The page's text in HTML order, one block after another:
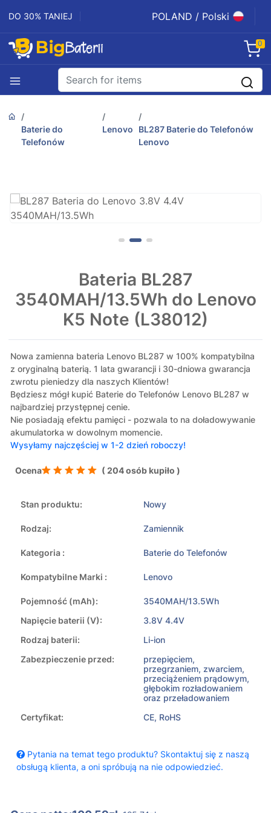
DO 30% TANIEJ POLAND / Polski
0
Baterie do
Telefonów
Lenovo
BL287 Baterie do Telefonów
Lenovo
Bateria BL287
3540MAH/13.5Wh do Lenovo
K5 Note (L38012)
Nowa zamienna bateria Lenovo BL287 w 100% kompatybilna
z oryginalną baterią. 1 lata gwarancji i 30-dniowa gwarancja
zwrotu pieniedzy dla naszych Klientów!
Będziesz mógł kupić Baterie do Telefonów Lenovo BL287 w
najbardziej przystępnej cenie.
Nie posiadają efektu pamięci - pozwala to na doładowywanie
akumulatorka w dowolnym momencie.
Wysyłamy najczęściej w 1-2 dzień roboczy!
Ocena ( 204 osób kupiło )
Stan produktu: Nowy
Rodzaj: Zamiennik
Kategoria : Baterie do Telefonów
Kompatybilne Marki : Lenovo
Pojemność (mAh):
3540MAH/13.5Wh
Napięcie baterii (V):
3.8V 4.4V
Rodzaj baterii:
Li-ion
Zabezpieczenie przed:
przepięciem,
przegrzaniem, zwarciem,
przeciążeniem prądowym,
głębokim rozładowaniem
oraz przeładowaniem
Certyfikat:
CE, RoHS
Pytania na temat tego produktu? Skontaktuj się z naszą
obsługą klienta, a oni spróbują na nie odpowiedzieć.